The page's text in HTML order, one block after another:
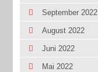
September 2022
August 2022
Juni 2022
Mai 2022